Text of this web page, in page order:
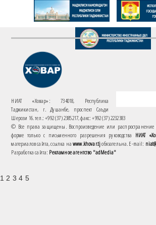
НИАТ «Ховар»: 734018, Республика
Таджикистан, г. Душанбе, проспект Саъди
Шерози 16. тел.: +992 (37) 2385217, факс: +992 (37) 2232383
© Все права защищены. Воспроизведение или распространение
форме только с письменного разрешения руководства НИАТ
материалов сайта, ссылка наwww.khovar.tjобязательна. E-mail:
Разработка сайта: Рекламное агентство "adMedia"
1 2 3 4 5